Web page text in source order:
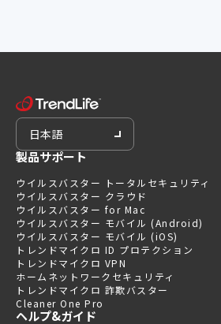
日本語
製品サポート
ウイルスバスター トータルセキュリティ
ウイルスバスター クラウド
ウイルスバスター for Mac
ウイルスバスター モバイル (Android)
ウイルスバスター モバイル (iOS)
トレンドマイクロ ID プロテクション
トレンドマイクロ VPN
ホームネットワークセキュリティ
トレンドマイクロ 詐欺バスター
Cleaner One Pro
ヘルプ&ガイド